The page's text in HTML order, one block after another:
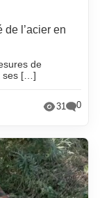
de l’acier en
de
ses […]
31 0